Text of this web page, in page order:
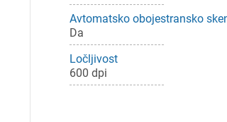
Avtomatsko obojestransko
Da
Ločljivost
600 dpi